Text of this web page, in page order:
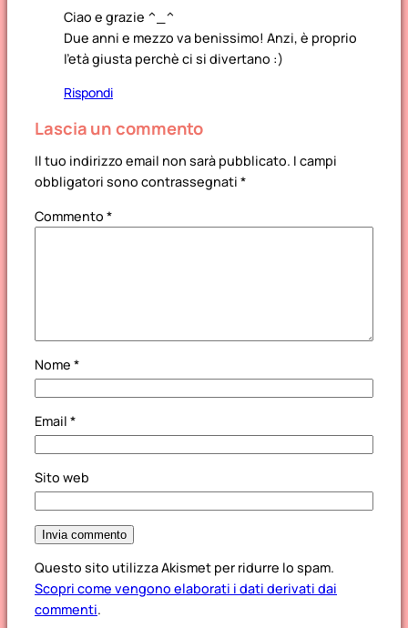
Ciao e grazie ^_^
Due anni e mezzo va benissimo! Anzi, è proprio
l’età giusta perchè ci si divertano :)
Rispondi
Lascia un commento
Il tuo indirizzo email non sarà pubblicato. I campi
obbligatori sono contrassegnati *
Commento *
Nome *
Email *
Sito web
Questo sito utilizza Akismet per ridurre lo spam.
Scopri come vengono elaborati i dati derivati dai
commenti.